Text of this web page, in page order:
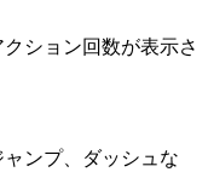
ション回数が表示さ
ンプ、ダッシュな